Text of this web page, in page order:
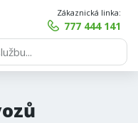
Zákaznická linka:
777 444 141